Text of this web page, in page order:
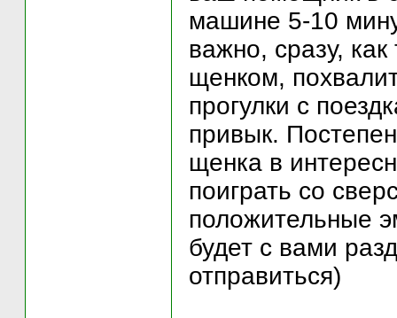
машине 5-10
важно, сразу,
щенком,
прогулки с
привык.
щенка в
поиграть со
положительные
будет с вами
отправиться)